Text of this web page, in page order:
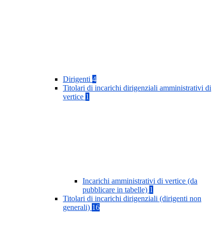
Dirigenti 4
Titolari di incarichi dirigenziali amministrativi di
vertice 1
Incarichi amministrativi di vertice (da
pubblicare in tabelle) 1
Titolari di incarichi dirigenziali (dirigenti non
generali) 16